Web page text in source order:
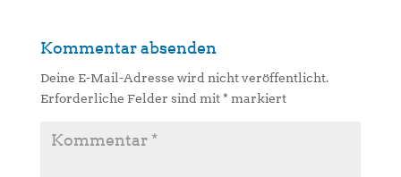
Kommentar absenden
Deine E-Mail-Adresse wird nicht veröffentlicht.
Erforderliche Felder sind mit* markiert